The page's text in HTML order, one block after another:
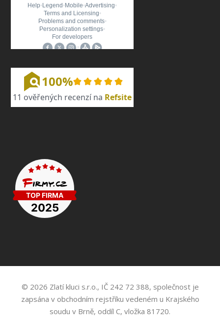
© 2026 Zlatí kluci s.r.o., IČ 242 72 388, společnost je
zapsána v obchodním rejstříku vedeném u Krajského
soudu v Brně, oddíl C, vložka 81720.